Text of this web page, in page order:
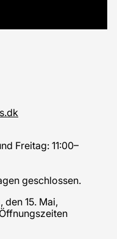
Freitag: 11:00–
geschlossen.
15. Mai,